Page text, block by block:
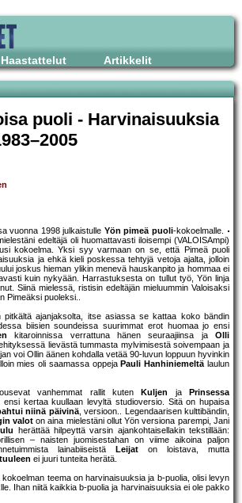
Haastattelut Artikkelit
puoli - Harvinaisuuksia
vuonna 1998 julkaistulle Yön pimeä puoli-kokoelmalle.
edeltäjä oli huomattavasti iloisempi (VALOISAmpi)
kokoelma. Yksi syy varmaan on se, että Pimeä puoli
ja ehkä kieli poskessa tehtyjä vetoja ajalta, jolloin
joskus hieman ylikin menevä hauskanpito ja hommaa ei
kuin nykyään. Harrastuksesta on tullut työ, Yön linja
Siinä mielessä, ristisin edeltäjän mieluummin Valoisaksi
Pimeäksi puoleksi..
pitkältä ajanjaksolta, itse asiassa se kattaa koko bändin
biisien soundeissa suurimmat erot huomaa jo ensi
kitaroinnissa verrattuna hänen seuraajiinsa ja Olli
lievästä tummasta mylvimisestä soivempaan ja
voi Ollin äänen kohdalla vetää 90-luvun loppuun hyvinkin
mies oli saamassa oppeja Pauli Hanhiniemeltälaulun
vanhemmat rallit kuten
Kuljen ja
Prinsessa
kertaa kuullaan levyltä studioversio. Sitä on hupaisa
niinä päivinä, versioon.. Legendaarisen kulttibändin,
valoton aina mielestäni ollut Yön versiona parempi, Jani
herättää hilpeyttä varsin ajankohtaisellakin tekstillään:
– naisten juomisestahan on viime aikoina paljon
lainabiiseistä
Leijat on loistava, mutta
ei juuri tunteita herätä.
teema on harvinaisuuksia ja b-puolia, olisi levyn
Ihan niitä kaikkia b-puolia ja harvinaisuuksia ei ole pakko